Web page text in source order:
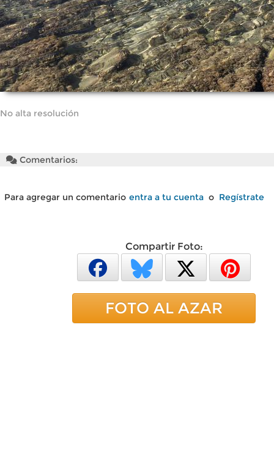
No alta resolución
Comentarios:
Para agregar un comentario entra a tu cuenta o Regístrate
Compartir Foto:
FOTO AL AZAR